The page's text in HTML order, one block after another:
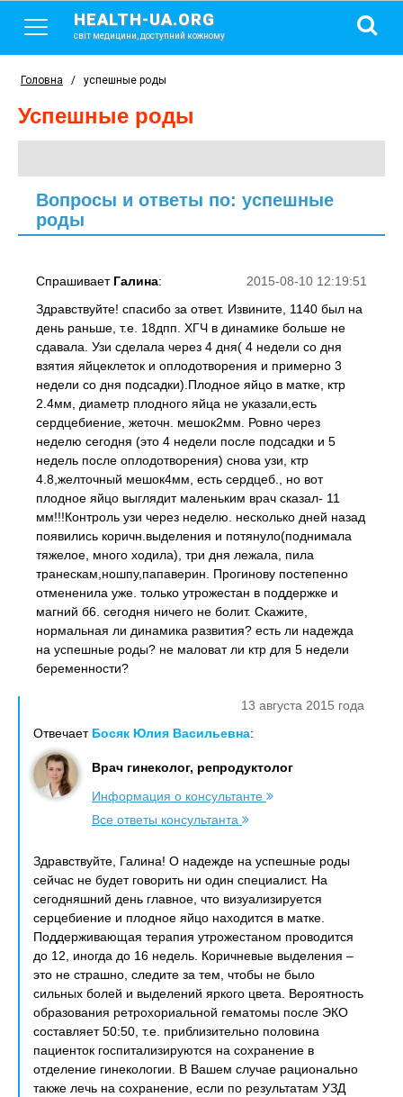
HEALTH-UA.ORG
світ медицини, доступний кожному
Головна / успешные роды
успешные роды
Вопросы и ответы по: успешные
роды
2015-08-10 12:19:51
Спрашивает Галина:
Здравствуйте! спасибо за ответ. Извините, 1140 был на
день раньше, т.е. 18дпп. ХГЧ в динамике больше не
сдавала. Узи сделала через 4 дня( 4 недели со дня
взятия яйцеклеток и оплодотворения и примерно 3
недели со дня подсадки).Плодное яйцо в матке, ктр
2.4мм, диаметр плодного яйца не указали,есть
сердцебиение, жеточн. мешок2мм. Ровно через
неделю сегодня (это 4 недели после подсадки и 5
недель после оплодотворения) снова узи, ктр
4.8,желточный мешок4мм, есть сердцеб., но вот
плодное яйцо выглядит маленьким врач сказал- 11
мм!!!Контроль узи через неделю. несколько дней назад
появились коричн.выделения и потянуло(поднимала
тяжелое, много ходила), три дня лежала, пила
транескам,ношпу,папаверин. Прогинову постепенно
отмененила уже. только утрожестан в поддержке и
магний б6. сегодня ничего не болит. Скажите,
нормальная ли динамика развития? есть ли надежда
на успешные роды? не маловат ли ктр для 5 недели
беременности?
13 августа 2015 года
Отвечает Босяк Юлия Васильевна:
Врач гинеколог, репродуктолог
Информация о консультанте
Все ответы консультанта
Здравствуйте, Галина! О надежде на успешные роды
сейчас не будет говорить ни один специалист. На
сегодняшний день главное, что визуализируется
серцебиение и плодное яйцо находится в матке.
Поддерживающая терапия утрожестаном проводится
до 12, иногда до 16 недель. Коричневые выделения –
это не страшно, следите за тем, чтобы не было
сильных болей и выделений яркого цвета. Вероятность
образования ретрохориальной гематомы после ЭКО
составляет 50:50, т.е. приблизительно половина
пациенток госпитализируются на сохранение в
отделение гинекологии. В Вашем случае рационально
также лечь на сохранение, если по результатам УЗД